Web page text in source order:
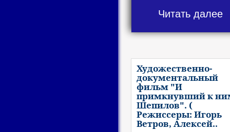
Читать далее
Художественно-
документальный
фильм "И
примкнувший к
Шепилов". (
Режиссеры: Игорь
Ветров, Алексей..